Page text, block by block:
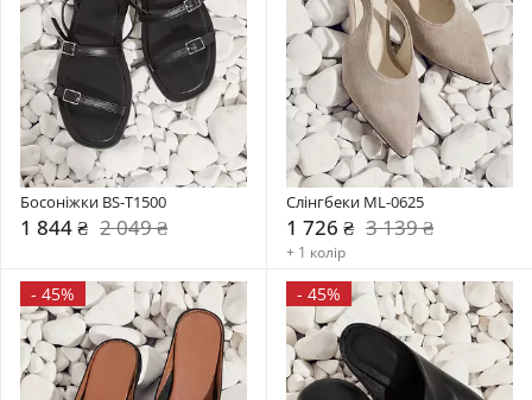
Босоніжки BS-T1500
1 844 ₴ 2 049 ₴
Слінгбеки ML-0625
1 726 ₴ 3 139 ₴
+ 1 колір
- 45% - 45%